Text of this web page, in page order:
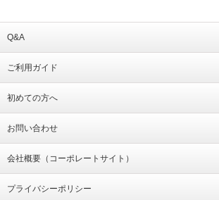
Q&A
ご利用ガイド
初めての方へ
お問い合わせ
会社概要（コーポレートサイト）
プライバシーポリシー